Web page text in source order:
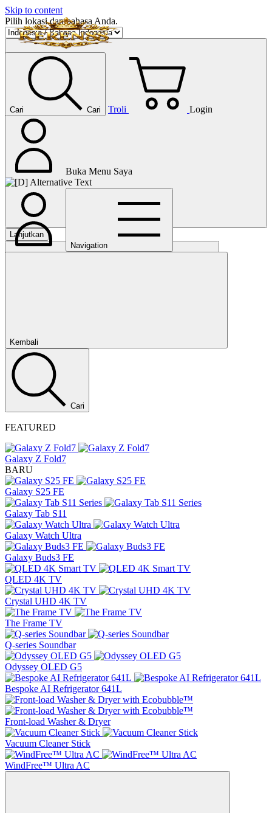
Skip to content
Pilih lokasi dan bahasa Anda.
Lanjutkan
Cari Cari Troli Login
Buka Menu Saya
Navigation
Kembali
Cari
FEATURED
Galaxy Z Fold7
BARU
Galaxy S25 FE
Galaxy Tab S11
Galaxy Watch Ultra
Galaxy Buds3 FE
QLED 4K TV
Crystal UHD 4K TV
The Frame TV
Q-series Soundbar
Odyssey OLED G5
Bespoke AI Refrigerator 641L
Front-load Washer & Dryer
Vacuum Cleaner Stick
WindFree™ Ultra AC